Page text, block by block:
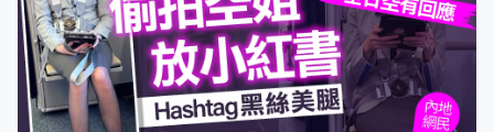
「選擇佢（導遊）嘅原因係因為小紅書上面好多用戶推薦
佢，話佢好似幾熱情，我哋好信任佢嘅原因就係佢識廣東
話同普通話。」陳小姐與家人於今年一月前往馬來西亞自
由行，出發前她參考小紅書的推介，透過微信聯絡了當地
一名導遊，並預約包車服務。陳小姐：「佢哋應該係同一